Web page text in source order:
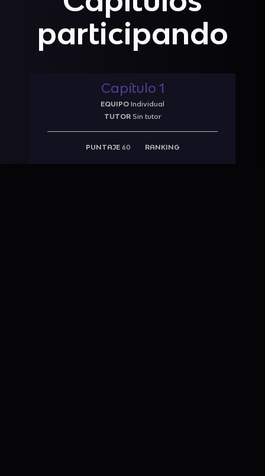
participando
Capítulo 1
EQUIPO Individual
TUTOR Sin tutor
PUNTAJE 60 RANKING